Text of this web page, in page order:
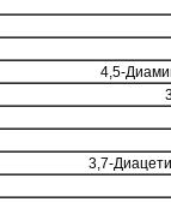
4,5-
3,7-